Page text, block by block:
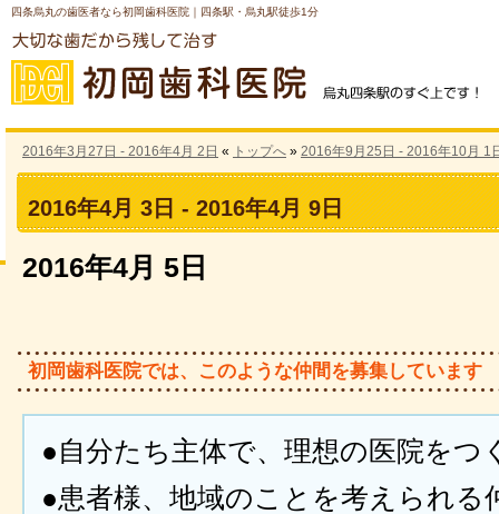
2016年4月 3日 - 2016年4月 9日
四条烏丸の歯医者なら初岡歯科医院｜四条駅・烏丸駅徒歩1分
2016年3月27日 - 2016年4月 2日 « トップへ » 2016年9月25日 - 2016年10月 1
2016年4月 5日
初岡歯科医院では、このような仲間を募集しています
●自分たち主体で、理想の医院をつ
●患者様、地域のことを考えられる